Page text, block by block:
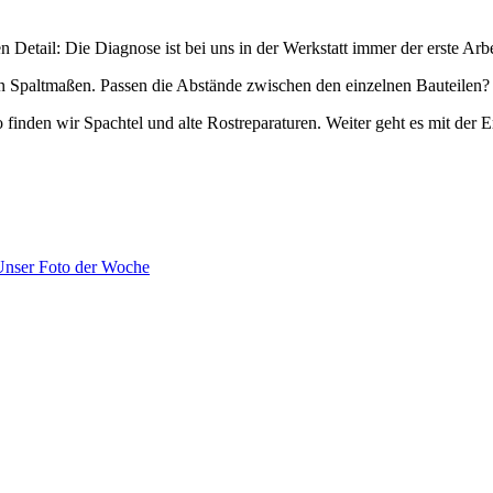
Detail: Die Diagnose ist bei uns in der Werkstatt immer der erste
Passen die Abstände zwischen den einzelnen Bauteilen?
wir Spachtel und alte Rostreparaturen. Weiter geht es mit der
Foto der Woche